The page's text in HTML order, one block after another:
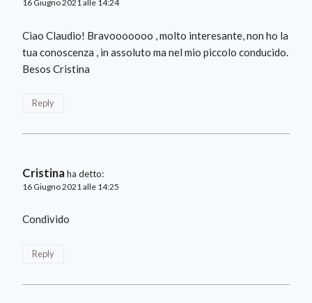
16 Giugno 2021 alle 14:24
Ciao Claudio! Bravooooooo , molto interesante, non ho la
tua conoscenza , in assoluto ma nel mio piccolo conducido.
Besos Cristina
Reply
Cristinaha detto:
16 Giugno 2021 alle 14:25
Condivido
Reply